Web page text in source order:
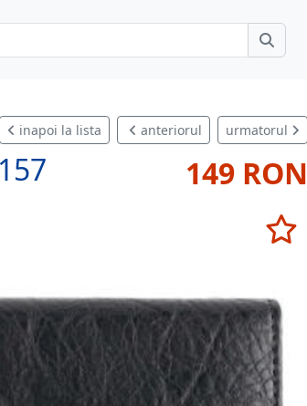
inapoi la lista anteriorul urmatorul
149 RON